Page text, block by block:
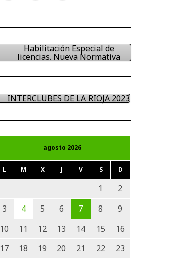
Habilitación Especial de
licencias. Nueva Normativa
INTERCLUBES DE LA RIOJA 2023
agosto 2026
L M X J V S D
1
2
3
4 5 6 7 8
9
10
11 12 13 14 15
16
17
18 19 20 21 22
23